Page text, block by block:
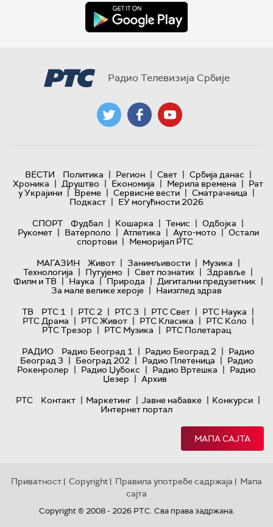
Радио Телевизија Србије
ВЕСТИ Политика | Регион | Свет | Србија данас |
Хроника | Друштво | Економија | Мерила времена | Рат
у Украјини | Време | Сервисне вести | Сматрачница |
Подкаст | ЕУ могућности 2026
СПОРТ
Фудбал | Кошарка | Тенис | Одбојка |
Рукомет | Ватерполо | Атлетика | Ауто-мото | Остали
спортови | Меморијал РТС
МАГАЗИН
Живот | Занимљивости | Музика |
Технологијa | Путујемо | Свет познатих | Здравље |
Филм и ТВ | Наука | Природа | Дигитални предузетник |
За мале велике хероје | Наизглед здрав
ТВ
РТС 1 | РТС 2 | РТС 3 | РТС Свет | РТС Наука |
РТС Драма | РТС Живот | РТС Класика | РТС Коло |
РТС Трезор | РТС Музика | РТС Полетарац
РАДИО
Радио Београд 1 | Радио Београд 2 | Радио
Београд 3 | Београд 202 | Радио Плетеница | Радио
Рокенролер | Радио Џубокс | Радио Вртешка | Радио
Џезер | Архив
РТС
Контакт | Маркетинг | Јавне набавке | Конкурси |
Интернет портал
МАПА САЈТА
Приватност | Copyright | Правила употребе садржаја | Мапа
сајта
Copyright © 2008 - 2026 РТС. Сва права задржана.